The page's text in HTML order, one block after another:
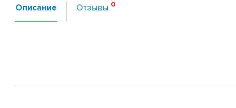
Описание Отзывы